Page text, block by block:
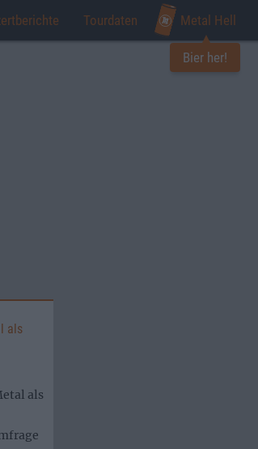
Tourdaten Metal Hell
Bier her!
als
als